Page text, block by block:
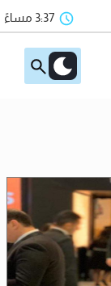
3:37 مساءً